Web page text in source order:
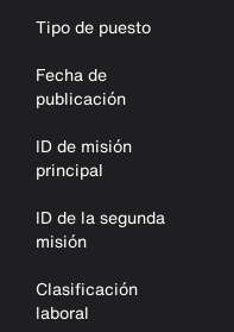
Tipo de puesto
Fecha de
publicación
ID de misión
principal
ID de la segunda
misión
Clasificación
laboral